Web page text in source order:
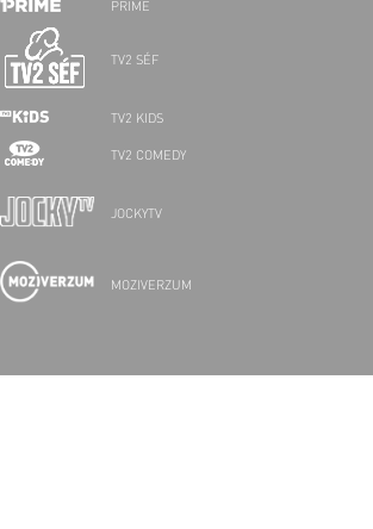
PRIME
TV2 SÉF
TV2 KIDS
TV2 COMEDY
JOCKYTV
MOZIVERZUM